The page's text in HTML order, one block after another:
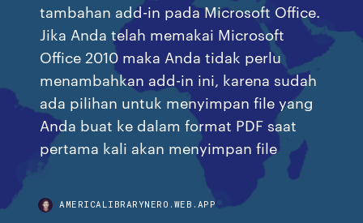
tambahan add-in pada Microsoft Office.
Jika Anda telah memakai Microsoft
Office 2010 maka Anda tidak perlu
menambahkan add-in ini, karena sudah
ada pilihan untuk menyimpan file yang
Anda buat ke dalam format PDF saat
pertama kali akan menyimpan file
AMERICALIBRARYNERO.WEB.APP